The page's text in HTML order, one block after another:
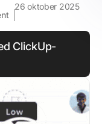
26 oktober 2025
ClickUp-